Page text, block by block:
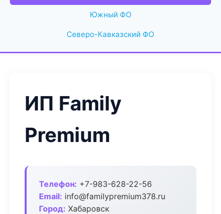
Южный ФО
Северо-Кавказский ФО
ИП Family
Premium
Телефон: +7-983-628-22-56
Email: info@familypremium378.ru
Город: Хабаровск